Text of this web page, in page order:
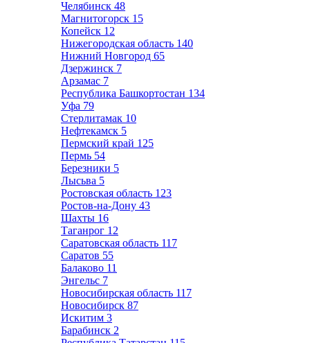
Челябинск 48
Магнитогорск 15
Копейск 12
Нижегородская область 140
Нижний Новгород 65
Дзержинск 7
Арзамас 7
Республика Башкортостан 134
Уфа 79
Стерлитамак 10
Нефтекамск 5
Пермский край 125
Пермь 54
Березники 5
Лысьва 5
Ростовская область 123
Ростов-на-Дону 43
Шахты 16
Таганрог 12
Саратовская область 117
Саратов 55
Балаково 11
Энгельс 7
Новосибирская область 117
Новосибирск 87
Искитим 3
Барабинск 2